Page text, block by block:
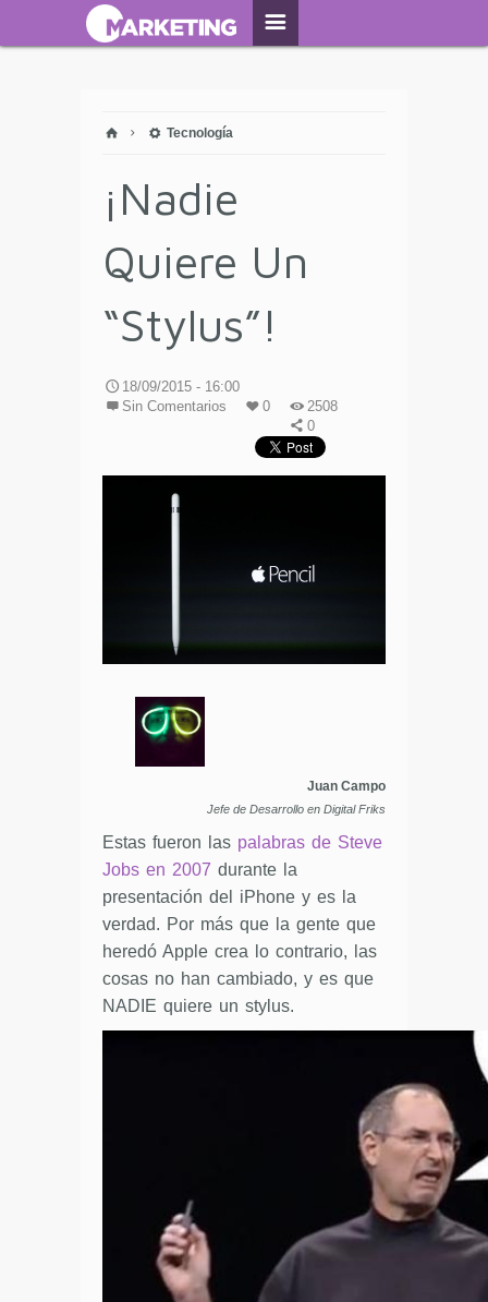
Tecnología
¡Nadie
Quiere Un
“Stylus”!
18/09/2015 - 16:00
Sin Comentarios
0
2508
0
Juan Campo
Jefe de Desarrollo en Digital Friks
Estas fueron las palabras de Steve
Jobs en 2007 durante la
presentación del iPhone y es la
verdad. Por más que la gente que
heredó Apple crea lo contrario, las
cosas no han cambiado, y es que
NADIE quiere un stylus.